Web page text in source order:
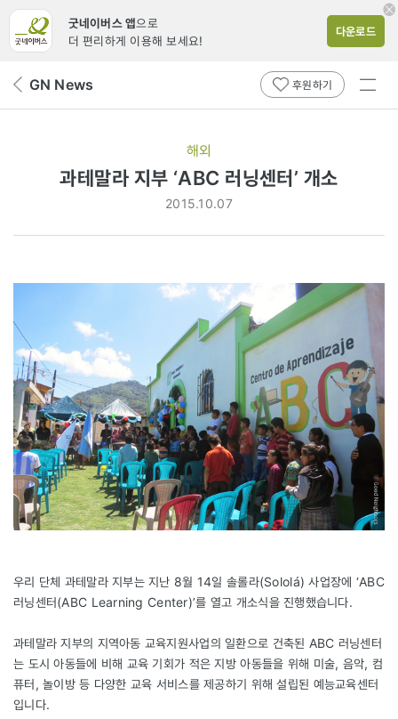
굿네이버스 앱으로
더 편리하게 이용해 보세요!
다운로드
뒤 GN News 후원하기
전체
해외
과테말라 지부 ‘ABC 러닝센터’ 개소
2015.10.07
우리 단체 과테말라 지부는 지난 8월 14일 솔롤라(Sololá) 사업장에 ‘ABC
러닝센터(ABC Learning Center)’를 열고 개소식을 진행했습니다.
과테말라 지부의 지역아동 교육지원사업의 일환으로 건축된 ABC 러닝센터
는 도시 아동들에 비해 교육 기회가 적은 지방 아동들을 위해 미술, 음악, 컴
퓨터, 놀이방 등 다양한 교육 서비스를 제공하기 위해 설립된 예능교육센터
입니다.